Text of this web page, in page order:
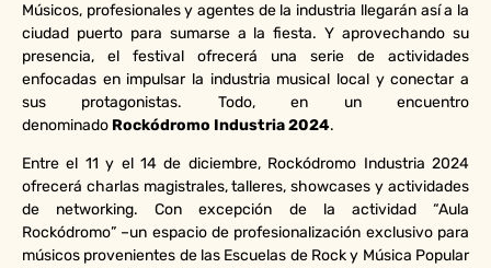
Músicos, profesionales y agentes de la industria llegarán así a la
ciudad puerto para sumarse a la fiesta. Y aprovechando su
presencia, el festival ofrecerá una serie de actividades
enfocadas en impulsar la industria musical local y conectar a
sus protagonistas. Todo, en un encuentro
denominado Rockódromo Industria 2024.
Entre el 11 y el 14 de diciembre, Rockódromo Industria 2024
ofrecerá charlas magistrales, talleres, showcases y actividades
de networking. Con excepción de la actividad “Aula
Rockódromo” –un espacio de profesionalización exclusivo para
músicos provenientes de las Escuelas de Rock y Música Popular